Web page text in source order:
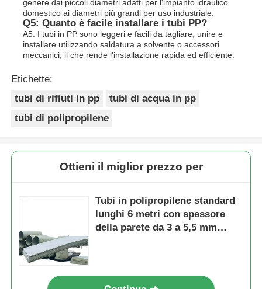
genere dai piccoli diametri adatti per l'impianto idraulico
domestico ai diametri più grandi per uso industriale.
Q5: Quanto è facile installare i tubi PP?
A5: I tubi in PP sono leggeri e facili da tagliare, unire e
installare utilizzando saldatura a solvente o accessori
meccanici, il che rende l'installazione rapida ed efficiente.
Etichette:
tubi di rifiuti in pp
tubi di acqua in pp
tubi di polipropilene
Ottieni il miglior prezzo per
Tubi in polipropilene standard
lunghi 6 metri con spessore
della parete da 3 a 5,5 mm